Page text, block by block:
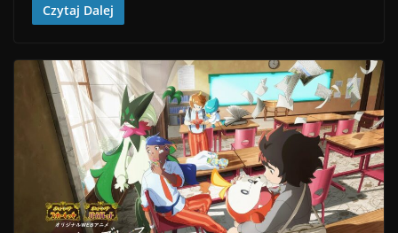
Czytaj Dalej